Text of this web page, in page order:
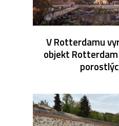
V Rotterdamu
objekt